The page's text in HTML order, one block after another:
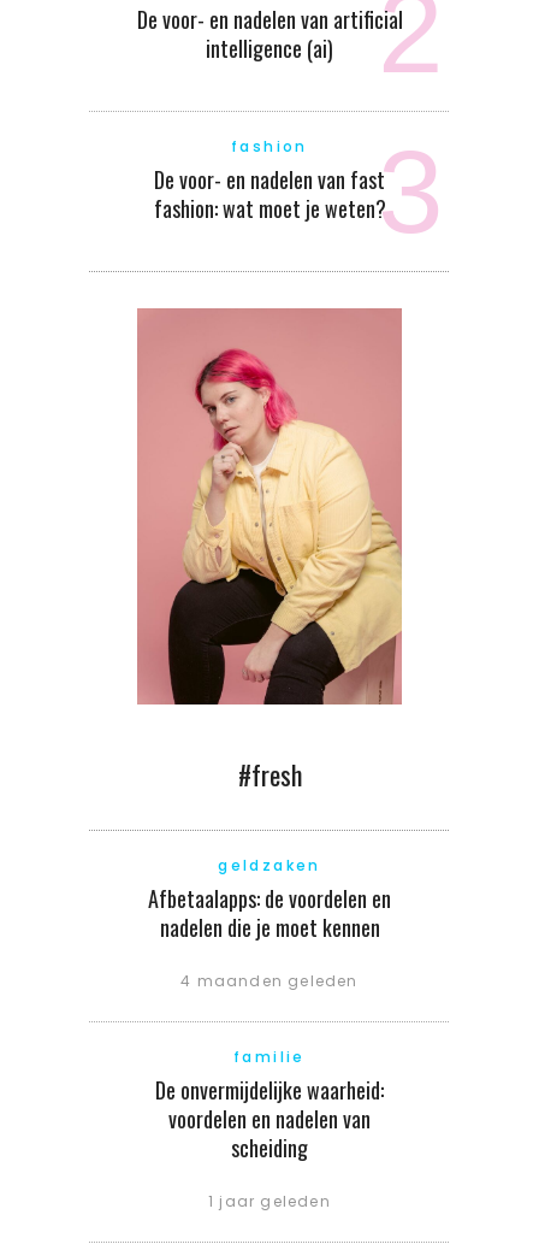
De voor- en nadelen van artificial
intelligence (ai)
fashion
De voor- en nadelen van fast
fashion: wat moet je weten?
#fresh
geldzaken
Afbetaalapps: de voordelen en
nadelen die je moet kennen
4 maanden geleden
familie
De onvermijdelijke waarheid:
voordelen en nadelen van
scheiding
1 jaar geleden